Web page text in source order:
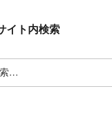
イト内検索